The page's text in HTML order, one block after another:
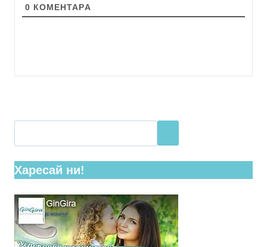
0 КОМЕНТАРA
Харесай ни!